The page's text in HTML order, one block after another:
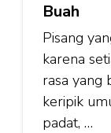
Buah
Pisang
karena
rasa yang
keripik
padat, …